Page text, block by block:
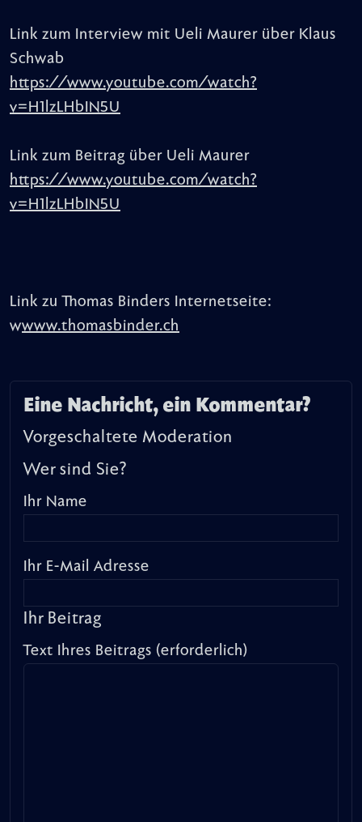
Link zum Interview mit Ueli Maurer über Klaus
Schwab
https://www.youtube.com/watch?
v=H1lzLHbIN5U
Link zum Beitrag über Ueli Maurer
https://www.youtube.com/watch?
v=H1lzLHbIN5U
Link zu Thomas Binders Internetseite:
wwww.thomasbinder.ch
Eine Nachricht, ein Kommentar?
Vorgeschaltete Moderation
Wer sind Sie?
Ihr Name
Ihr E-Mail Adresse
Ihr Beitrag
Text Ihres Beitrags (erforderlich)